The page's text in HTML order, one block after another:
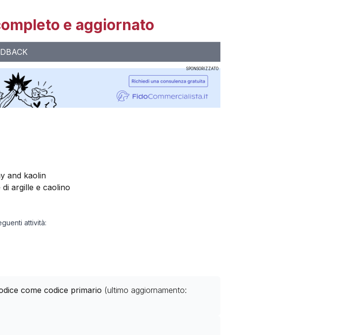
e aggiornato
SPONSORIZZATO
and kaolin
di argille e caolino
attività:
come codice primario (ultimo aggiornamento: